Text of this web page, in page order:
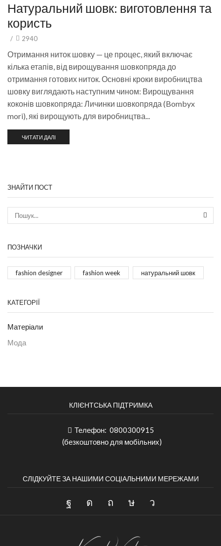
Натуральний шовк: виготовлення та
користь
/ 2940
Отримання ниток шовку — це процес, який включає
кілька етапів, від вирощування шовкопряда до
отримання готових ниток. Основні кроки виробництва
шовку виглядають наступним чином: Вирощування
коконів шовкопряда: Личинки шовкопряда (Bombyx
mori), які вирощують для виробництва...
ЧИТАТИ ДАЛІ
ЗНАЙТИ ПОСТ
ПОЗНАЧКИ
fashion designer fashion week натуральний шовк
КАТЕГОРІЇ
Матеріали
Мода
КЛІЄНТСЬКА ПІДТРИМКА
Телефон: 0800300915
(безкоштовно для мобільних)
СЛІДКУЙТЕ ЗА НАШИМИ СОЦІАЛЬНИМИ МЕРЕЖАМИ